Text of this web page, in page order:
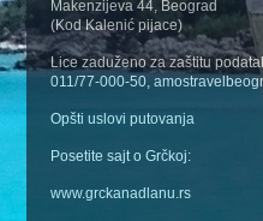
Makenzijeva 44, Beograd
(Kod Kalenić pijace)
Lice zaduženo za zaštitu
011/77-000-50,
Opšti uslovi putovanja
Posetite sajt o Grčkoj:
www.grckanadlanu.rs